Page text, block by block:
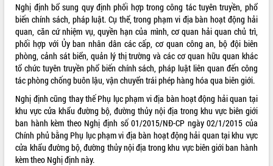
VIDEO
Không có file video nào để phát.
ALBUM ẢNH
Nghị định bổ sung quy định phối hợp trong công tác tuyên truyền, phổ
biến chính sách, pháp luật. Cụ thể, trong phạm vi địa bàn hoạt động hải
quan, căn cứ nhiệm vụ, quyền hạn của mình, cơ quan hải quan chủ trì,
phối hợp với Ủy ban nhân dân các cấp, cơ quan công an, bộ đội biên
phòng, cảnh sát biển, quản lý thị trường và các cơ quan hữu quan khác
tổ chức tuyên truyền phổ biến chính sách, pháp luật liên quan đến công
tác phòng chống buôn lậu, vận chuyển trái phép hàng hóa qua biên giới.
Nghị định cũng thay thế Phụ lục phạm vi địa bàn hoạt động hải quan tại
khu vực cửa khẩu đường bộ, đường thủy nội địa trong khu vực biên giới
ban hành kèm theo Nghị định số 01/2015/NĐ-CP ngày 02/1/2015 của
Chính phủ bằng Phụ lục phạm vi địa bàn hoạt động hải quan tại khu vực
cửa khẩu đường bộ, đường thủy nội địa trong khu vực biên giới ban hành
kèm theo Nghị định này.